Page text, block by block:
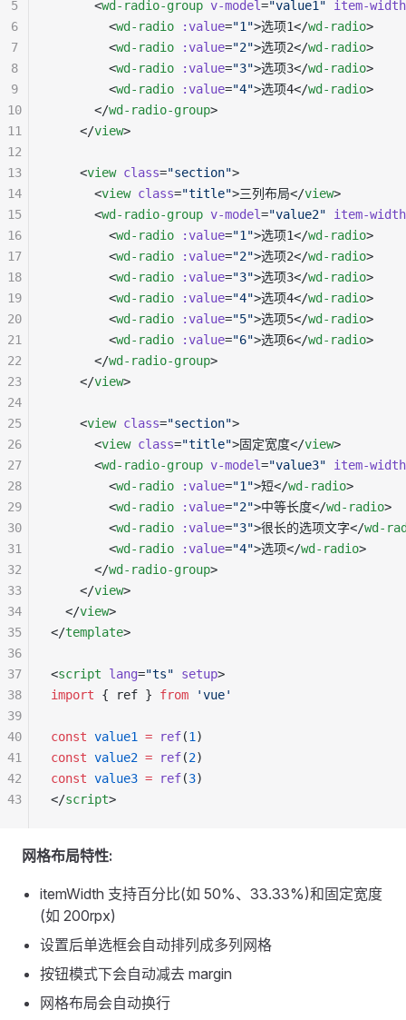
      <
wd-radio-group v-model="value1" item-width
        <
wd-radio :value="1">选项1</wd-radio>
        <
wd-radio :value="2">选项2</wd-radio>
        <
wd-radio :value="3">选项3</wd-radio>
        <
wd-radio :value="4">选项4</wd-radio>
      </
wd-radio-group>
    </
view>
    <
view class="section">
      <
view class="title">三列布局</view>
      <
wd-radio-group v-model="value2" item-width
        <
wd-radio :value="1">选项1</wd-radio>
        <
wd-radio :value="2">选项2</wd-radio>
        <
wd-radio :value="3">选项3</wd-radio>
        <
wd-radio :value="4">选项4</wd-radio>
        <
wd-radio :value="5">选项5</wd-radio>
        <
wd-radio :value="6">选项6</wd-radio>
      </
wd-radio-group>
    </
view>
    <
view class="section">
      <
view class="title">固定宽度</view>
      <
wd-radio-group v-model="value3" item-width
        <
wd-radio :value="1">短</wd-radio>
        <
wd-radio :value="2">中等长度</wd-radio>
        <
wd-radio :value="3">很长的选项文字</wd-
        <
wd-radio :value="4">选项</wd-radio>
      </
wd-radio-group>
    </
view>
  </
view>
</template>
<script lang="ts" setup>
import { ref } from 'vue'
const value1 = ref(1 )
const value2 = ref(2)
const value3 = ref(3)
</script>
5
6
7
8
9
10
11
12
13
14
15
16
17
18
19
20
21
22
23
24
25
26
27
28
29
30
31
32
33
34
35
36
37
38
39
40
41
42
43
网格布局特性:
itemWidth 支持百分比(如 50%、33.33%)和固定宽度
(如 200rpx)
设置后单选框会自动排列成多列网格
按钮模式下会自动减去 margin
网格布局会自动换行